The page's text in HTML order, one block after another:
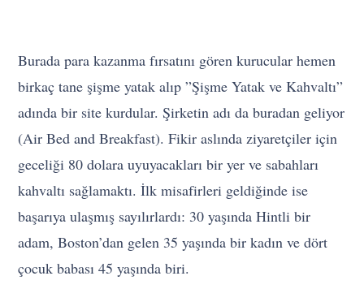
Burada para kazanma fırsatını gören kurucular hemen
birkaç tane şişme yatak alıp ”Şişme Yatak ve Kahvaltı”
adında bir site kurdular. Şirketin adı da buradan geliyor
(Air Bed and Breakfast). Fikir aslında ziyaretçiler için
geceliği 80 dolara uyuyacakları bir yer ve sabahları
kahvaltı sağlamaktı. İlk misafirleri geldiğinde ise
başarıya ulaşmış sayılırlardı: 30 yaşında Hintli bir
adam, Boston’dan gelen 35 yaşında bir kadın ve dört
çocuk babası 45 yaşında biri.